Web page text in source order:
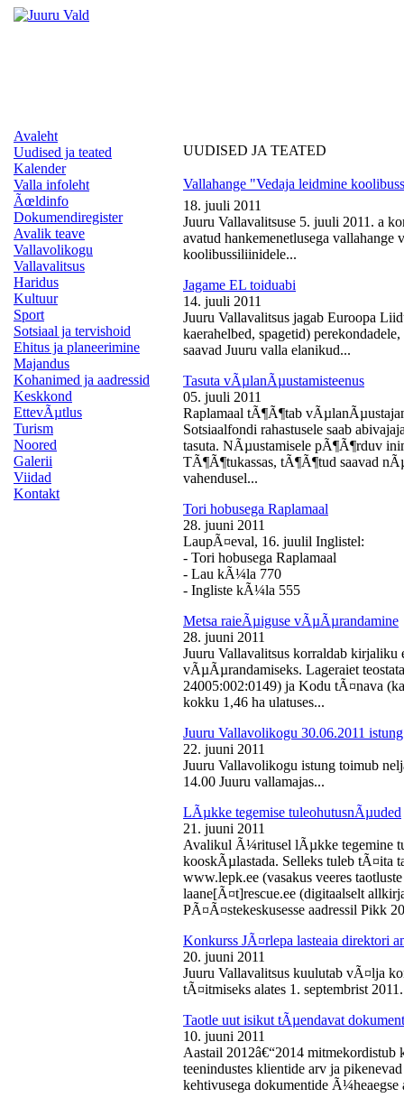
Avaleht
Uudised ja teated
Kalender
Valla infoleht
Ãœldinfo
Dokumendiregister
Avalik teave
Vallavolikogu
Vallavalitsus
Haridus
Kultuur
Sport
Sotsiaal ja tervishoid
Ehitus ja planeerimine
Majandus
Kohanimed ja aadressid
Keskkond
EttevÃµtlus
Turism
Noored
Galerii
Viidad
Kontakt
UUDISED JA TEATED
Vallahange "Vedaja leidmine
18. juuli 2011
Juuru Vallavalitsuse 5. juuli 2011. a
avatud hankemenetlusega vallahange
koolibussiliinidele...
Jagame EL toiduabi
14. juuli 2011
Juuru Vallavalitsus jagab Euroopa
kaerahelbed, spagetid)
saavad Juuru valla elanikud...
Tasuta vÃµlanÃµustamisteenus
05. juuli 2011
Raplamaal tÃ¶Ã¶tab
Sotsiaalfondi rahastusele saab
tasuta. NÃµustamisele pÃ¶Ã¶rduv
TÃ¶Ã¶tukassas, tÃ¶Ã¶tud saavad
vahendusel...
Tori hobusega Raplamaal
28. juuni 2011
LaupÃ¤eval, 16. juulil Inglistel:
- Tori hobusega Raplamaal
- Lau kÃ¼la 770
- Ingliste kÃ¼la 555
Metsa raieÃµiguse vÃµÃµrandamine
28. juuni 2011
Juuru Vallavalitsus korraldab kirjaliku
vÃµÃµrandamiseks. Lageraiet
24005:002:0149) ja Kodu tÃ¤nava
kokku 1,46 ha ulatuses...
Juuru Vallavolikogu 30.06.2011 istung
22. juuni 2011
Juuru Vallavolikogu istung toimub
14.00 Juuru vallamajas...
LÃµkke tegemise tuleohutusnÃµuded
21. juuni 2011
Avalikul Ã¼ritusel lÃµkke tegemine
kooskÃµlastada. Selleks tuleb tÃ¤ita
www.lepk.ee (vasakus veeres
laane[Ã¤t]rescue.ee (digitaalselt
PÃ¤Ã¤stekeskusesse aadressil Pikk
Konkurss JÃ¤rlepa lasteaia direktori
20. juuni 2011
Juuru Vallavalitsus kuulutab vÃ¤lja
tÃ¤itmiseks alates 1. septembrist
Taotle uut isikut tÃµendavat
10. juuni 2011
Aastail 2012â€“2014
teenindustes klientide arv ja
kehtivusega dokumentide Ã¼heaegse